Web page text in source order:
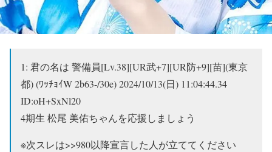
1: 君の名は 警備員[Lv.38][UR武+7][UR防+9][苗](東京
都) (ﾜｯﾁｮｲW 2b63-/30e)2024/10/13(日) 11:04:44.34
ID:oH+SxNl20
4期生 松尾 美佑ちゃんを応援しましょう
※次スレは>>980以降宣言した人が立ててください